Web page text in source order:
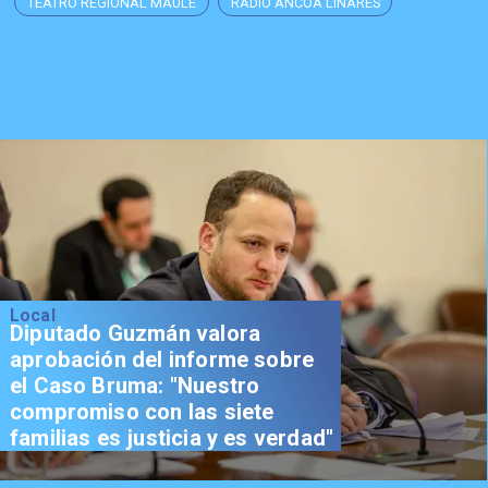
Local
Diputado Guzmán valora
aprobación del informe sobre
el Caso Bruma: "Nuestro
compromiso con las siete
familias es justicia y es verdad"